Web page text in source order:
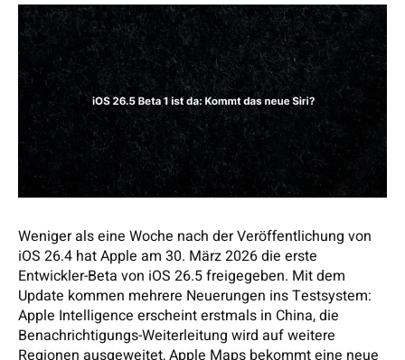
Weniger als eine Woche nach der Veröffentlichung von
iOS 26.4 hat Apple am 30. März 2026 die erste
Entwickler-Beta von iOS 26.5 freigegeben. Mit dem
Update kommen mehrere Neuerungen ins Testsystem:
Apple Intelligence erscheint erstmals in China, die
Benachrichtigungs-Weiterleitung wird auf weitere
Regionen ausgeweitet, Apple Maps bekommt eine neue